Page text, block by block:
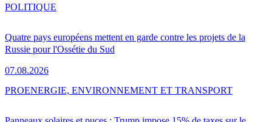
Quatre pays européens mettent en garde contre les projets de la
Russie pour l'Ossétie du Sud
07.08.2026
POLITIQUE
PROENERGIE, ENVIRONNEMENT ET TRANSPORT